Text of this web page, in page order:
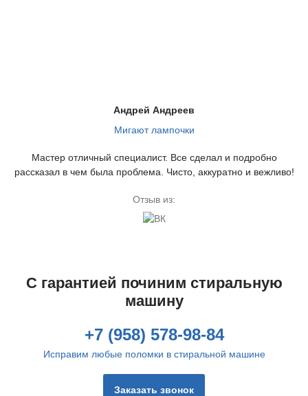
Андрей Андреев
Мигают лампочки
Мастер отличный специалист. Все сделал и подробно
рассказал в чем была проблема. Чисто, аккуратно и вежливо!
Отзыв из:
С гарантией починим стиральную
машину
+7 (958) 578-98-84
Исправим любые поломки в стиральной машине
Заказать звонок